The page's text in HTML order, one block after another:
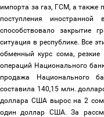
импорта за газ, ГСМ, а
поступления
способствовало закрытие
ситуация в республике. Все
обменный курс сома,
операций Национального
продажа Национального
составила 140,15 млн.
доллара США вырос на 2
один доллар США. За